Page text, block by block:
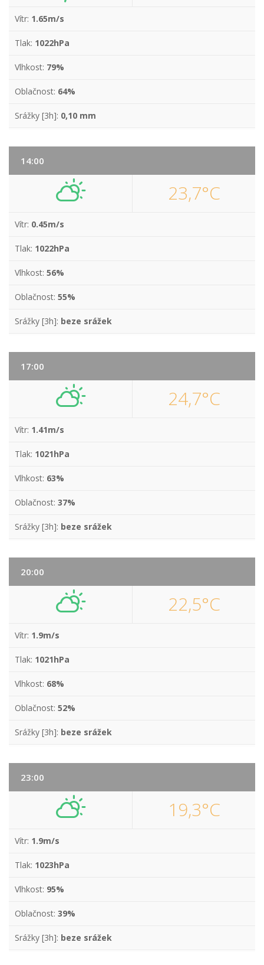
Vítr: 1.65m/s
Tlak: 1022hPa
Vlhkost: 79%
Oblačnost: 64%
Srážky [3h]: 0,10 mm
14:00
23,7°C
Vítr: 0.45m/s
Tlak: 1022hPa
Vlhkost: 56%
Oblačnost: 55%
Srážky [3h]: beze srážek
17:00
24,7°C
Vítr: 1.41m/s
Tlak: 1021hPa
Vlhkost: 63%
Oblačnost: 37%
Srážky [3h]: beze srážek
20:00
22,5°C
Vítr: 1.9m/s
Tlak: 1021hPa
Vlhkost: 68%
Oblačnost: 52%
Srážky [3h]: beze srážek
23:00
19,3°C
Vítr: 1.9m/s
Tlak: 1023hPa
Vlhkost: 95%
Oblačnost: 39%
Srážky [3h]: beze srážek